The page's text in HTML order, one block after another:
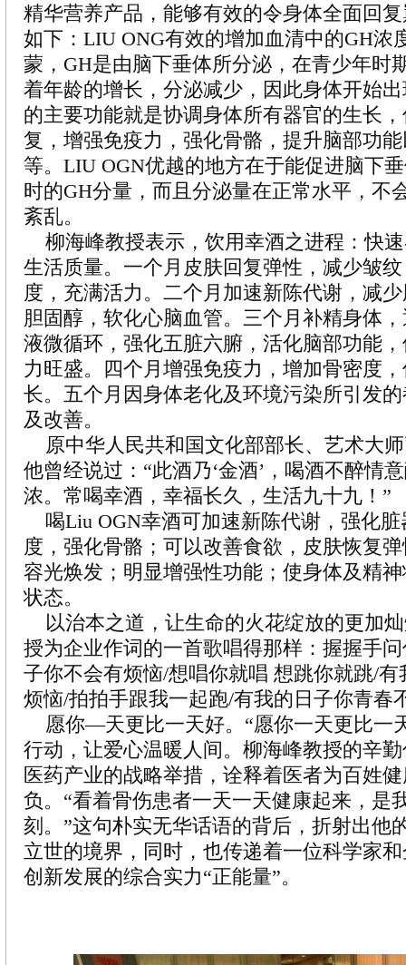
精华营养产品，能够有效的令身体全面回
如下：LIU ONG有效的增加血清中的GH浓
蒙，GH是由脑下垂体所分泌，在青少年时
着年龄的增长，分泌减少，因此身体开始
的主要功能就是协调身体所有器官的生长
复，增强免疫力，强化骨骼，提升脑部功
等。LIU OGN优越的地方在于能促进脑下
时的GH分量，而且分泌量在正常水平，不
紊乱。
柳海峰教授表示，饮用幸酒之进程：快
生活质量。一个月皮肤回复弹性，减少皱
度，充满活力。二个月加速新陈代谢，减
胆固醇，软化心脑血管。三个月补精身体
液微循环，强化五脏六腑，活化脑部功能
力旺盛。四个月增强免疫力，增加骨密度
长。五个月因身体老化及环境污染所引发
及改善。
原中华人民共和国文化部部长、艺术大
他曾经说过：“此酒乃‘金酒’，喝酒不醉情
浓。常喝幸酒，幸福长久，生活九十九！”
喝Liu OGN幸酒可加速新陈代谢，强化脏
度，强化骨骼；可以改善食欲，皮肤恢复
容光焕发；明显增强性功能；使身体及精
状态。
以治本之道，让生命的火花绽放的更加
授为企业作词的一首歌唱得那样：握握手
子你不会有烦恼/想唱你就唱 想跳你就跳/
烦恼/拍拍手跟我一起跑/有我的日子你青
愿你—天更比一天好。“愿你一天更比一
行动，让爱心温暖人间。柳海峰教授的辛
医药产业的战略举措，诠释着医者为百姓
负。“看着骨伤患者一天一天健康起来，是
刻。”这句朴实无华话语的背后，折射出他
立世的境界，同时，也传递着一位科学家
创新发展的综合实力“正能量”。